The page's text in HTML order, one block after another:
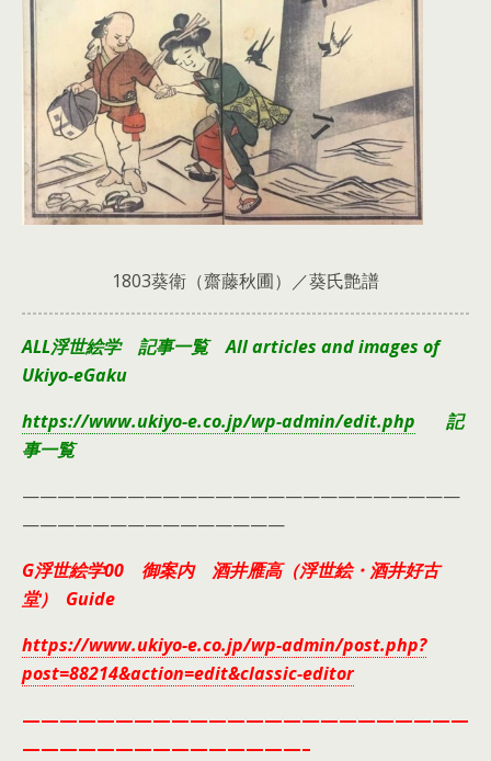
1803葵衛（齋藤秋圃）／葵氏艶譜
ALL浮世絵学 記事一覧 All articles and images of
Ukiyo-eGaku
https://www.ukiyo-e.co.jp/wp-admin/edit.php 記
事一覧
—————————————————————————
———————————————
G浮世絵学00 御案内 酒井雁高（浮世絵・酒井好古
堂） Guide
https://www.ukiyo-e.co.jp/wp-admin/post.php?
post=88214&action=edit&classic-editor
————————————————————————
———————————————–